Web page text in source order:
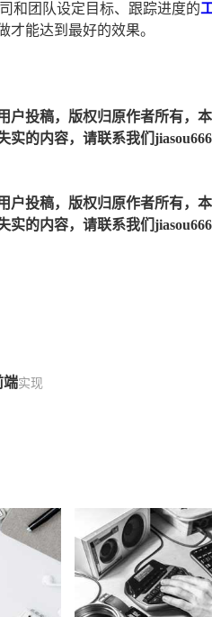
和团队设定目标、跟踪进度的
才能达到最好的效果。
户投稿，版权归原作者所有，
实的内容，请联系我们
户投稿，版权归原作者所有，
实的内容，请联系我们
端实现